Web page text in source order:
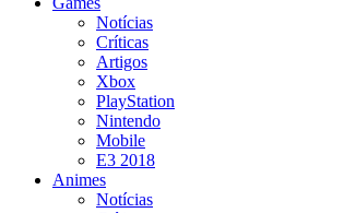
Notícias
Críticas
Artigos
Xbox
PlayStation
Nintendo
Mobile
E3 2018
Animes
Notícias